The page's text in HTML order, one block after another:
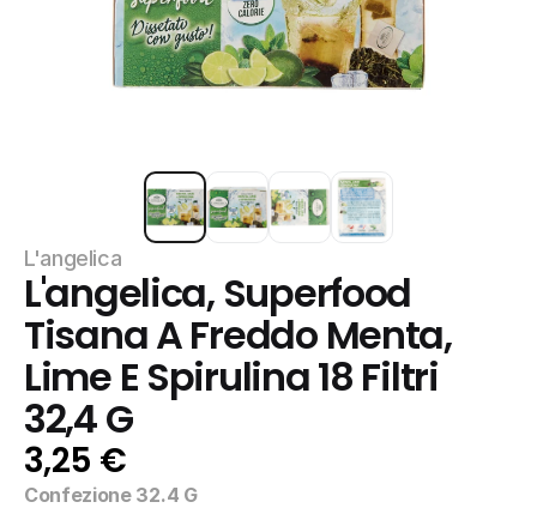
L'angelica
L'angelica, Superfood
Tisana A Freddo Menta,
Lime E Spirulina 18 Filtri
32,4 G
3,25 €
Confezione 32.4 G